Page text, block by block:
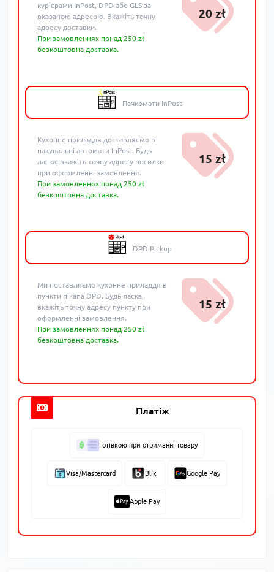
кур'єрами InPost, DPD або GLS за
вказаною адресою. Вкажіть точну
адресу доставки.
При замовленнях понад 250 zł
безкоштовна доставка.
20 zł
Пачкомати InPost
Кухонне приладдя доставляємо в
пакувальні автомати InPost. Будь
ласка, вкажіть точну адресу посилки
при оформленні замовлення.
При замовленнях понад 250 zł
безкоштовна доставка.
15 zł
DPD Pickup
Ми поставляємо кухонне приладдя в
пункти пікапа DPD. Будь ласка,
вкажіть точну адресу пункту при
оформленні замовлення.
При замовленнях понад 250 zł
безкоштовна доставка.
15 zł
Платіж
Готівкою при отриманні товару
Visa/Mastercard Blik Google Pay
Apple Pay